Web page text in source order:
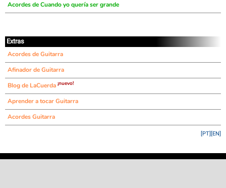
Acordes de Cuando yo quería ser grande
Extras
Acordes de Guitarra
Afinador de Guitarra
Blog de LaCuerda ¡nuevo!
Aprender a tocar Guitarra
Acordes Guitarra
[EN]
[PT]